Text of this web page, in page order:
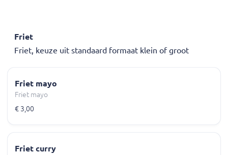
Friet
Friet, keuze uit standaard formaat klein of groot
Friet mayo
Friet mayo
€ 3,00
Friet curry